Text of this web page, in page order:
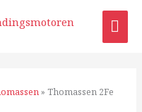
»Thomassen 2Fe